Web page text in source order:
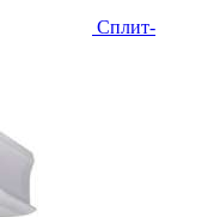
Сплит-